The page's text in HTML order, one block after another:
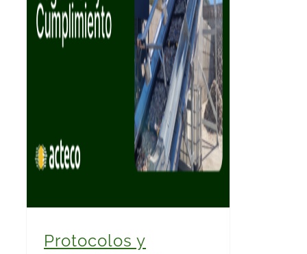
Protocolos y